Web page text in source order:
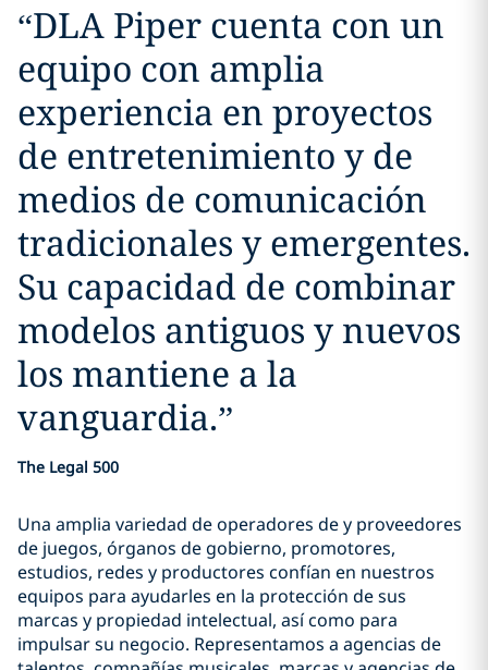
“DLA Piper cuenta con un
equipo con amplia
experiencia en proyectos
de entretenimiento y de
medios de comunicación
tradicionales y emergentes.
Su capacidad de combinar
modelos antiguos y nuevos
los mantiene a la
vanguardia.”
The Legal 500
Una amplia variedad de operadores de y proveedores
de juegos, órganos de gobierno, promotores,
estudios, redes y productores confían en nuestros
equipos para ayudarles en la protección de sus
marcas y propiedad intelectual, así como para
impulsar su negocio. Representamos a agencias de